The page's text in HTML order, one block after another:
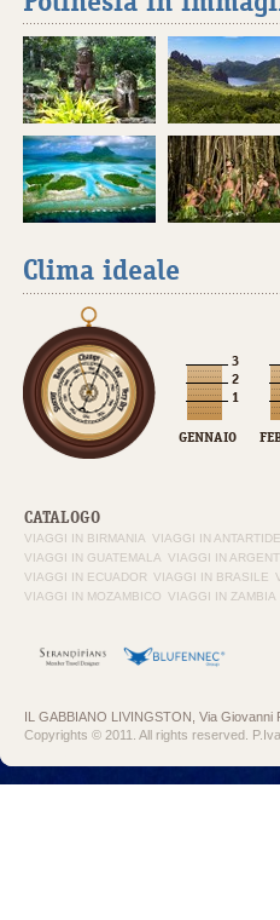
Clima ideale
GENNAIO
CATALOGO
VIAGGI IN BIRMANIA VIAGGI IN ANTARTIDE
VIAGGI IN GUATEMALA VIAGGI IN
VIAGGI IN ECUADOR VIAGGI IN BRASILE
VIAGGI IN MOZAMBICO VIAGGI IN ZAMBIA
IL GABBIANO LIVINGSTON, Via
Copyrights © 2011. All rights reserved.